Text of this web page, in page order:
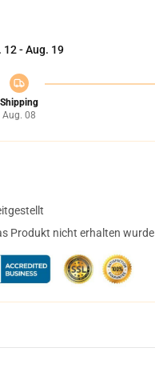
12 - Aug. 19
Shipping
Aug. 08
Produkt nicht erhalten wurde